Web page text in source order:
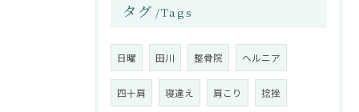
タグ Tags
日曜 田川 整骨院 ヘルニア
四十肩 寝違え 肩こり 捻挫